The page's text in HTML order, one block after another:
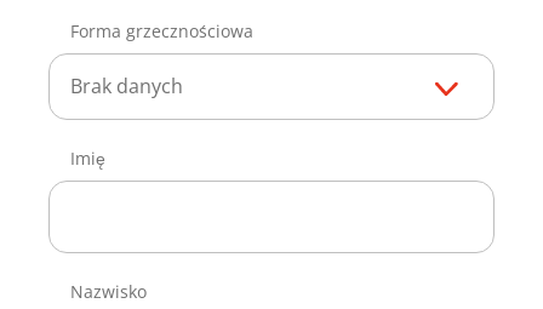
Forma grzecznościowa
Brak danych
Imię
Nazwisko